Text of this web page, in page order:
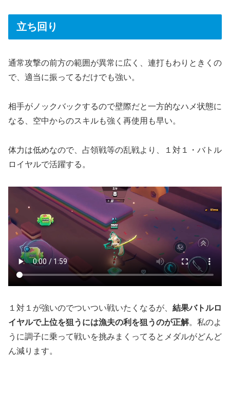
立ち回り
通常攻撃の前方の範囲が異常に広く、連打もわりときくの
で、適当に振ってるだけでも強い。
相手がノックバックするので壁際だと一方的なハメ状態に
なる、空中からのスキルも強く再使用も早い。
体力は低めなので、占領戦等の乱戦より、１対１・バトル
ロイヤルで活躍する。
１対１が強いのでついつい戦いたくなるが、 結果バトルロ
イヤルで上位を狙うには漁夫の利を狙うのが正解。私のよ
うに調子に乗って戦いを挑みまくってるとメダルがどんど
ん減ります。